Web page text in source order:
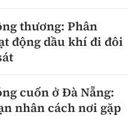
thương: Phân
động dầu khí đi đôi
cuốn ở Đà Nẵng:
nhân cách nơi gặp